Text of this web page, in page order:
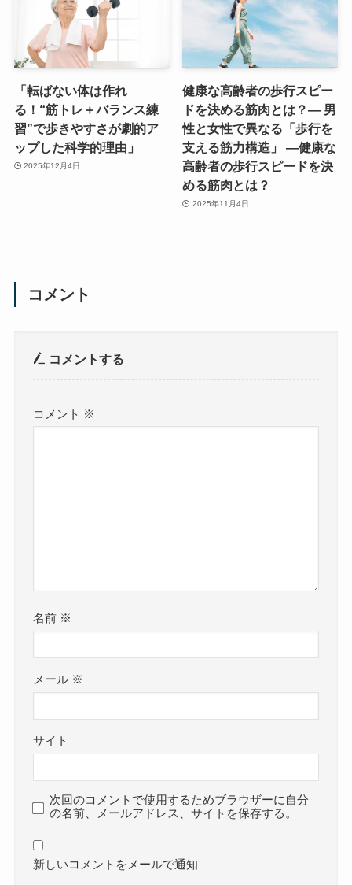
「転ばない体は作れ
る！“筋トレ＋バランス練
習”で歩きやすさが劇的ア
ップした科学的理由」
2025年12月4日
健康な高齢者の歩行スピー
ドを決める筋肉とは？― 男
性と女性で異なる「歩行を
支える筋力構造」 ―健康な
高齢者の歩行スピードを決
める筋肉とは？
2025年11月4日
コメント
コメントする
コメント ※
名前 ※
メール ※
サイト
次回のコメントで使用するためブラウザーに自分
の名前、メールアドレス、サイトを保存する。
新しいコメントをメールで通知